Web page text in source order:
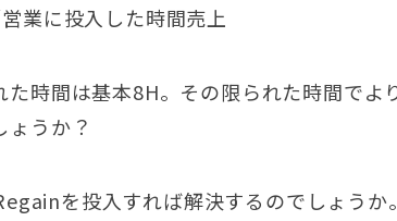
業に投入した時間売上
た時間は基本8H。その限られた時間でよ
ょうか？
を投入すれば解決するのでしょうか